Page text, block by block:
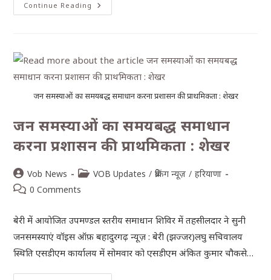
Continue Reading
जन समस्याओं का समयबद्ध समाधान करना प्रशासन की प्राथमिकता : शेखर
जन समस्याओं का समयबद्ध समाधान
करना प्रशासन की प्राथमिकता : शेखर
Vob News VOB Updates / ब्रेकिंग न्यूज़ / हरियाणा
0 Comments
बेरी में आयोजित उपमण्डल स्तरीय समाधान शिविर में तहसीलदार ने सुनी
जनसमस्याएं वॉइस ऑफ़ बहादुरगढ़ न्यूज़ : बेरी (झज्जर)लघु सचिवालय
स्थिति एसडीएम कार्यालय में सोमवार को एसडीएम अंकित कुमार चौकसे…